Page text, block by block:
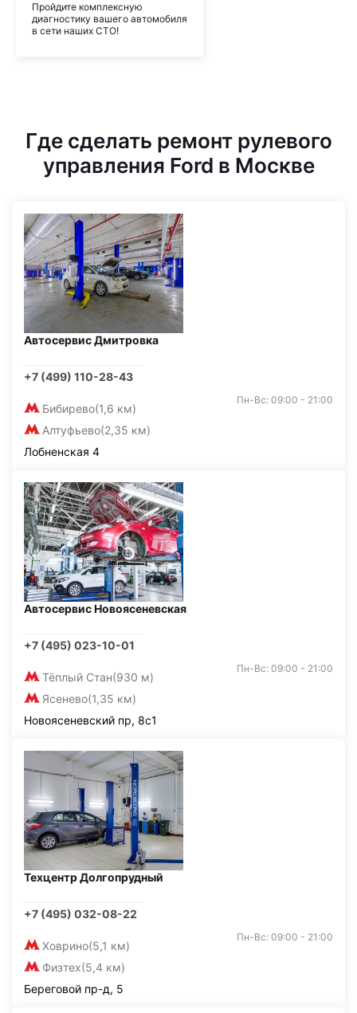
Пройдите комплексную
диагностику вашего автомобиля
в сети наших СТО!
Где сделать ремонт рулевого
управления Ford в Москве
Автосервис Дмитровка
+7 (499) 110-28-43
Бибирево(1,6 км)
Алтуфьево(2,35 км)
Пн-Вс: 09:00 - 21:00
Лобненская 4
Автосервис Новоясеневская
+7 (495) 023-10-01
Тёплый Стан(930 м)
Ясенево(1,35 км)
Пн-Вс: 09:00 - 21:00
Новоясеневский пр, 8с1
Техцентр Долгопрудный
+7 (495) 032-08-22
Ховрино(5,1 км)
Физтех(5,4 км)
Пн-Вс: 09:00 - 21:00
Береговой пр-д, 5